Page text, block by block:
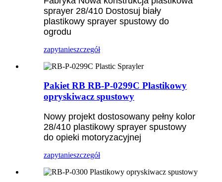
sprayer 28/410 Dostosuj biały
plastikowy sprayer spustowy do
ogrodu
zapytanieszczegół
Pakiet RB RB-P-0299C Plastikowy
opryskiwacz spustowy
Nowy projekt dostosowany pełny kolor
28/410 plastikowy sprayer spustowy
do opieki motoryzacyjnej
zapytanieszczegół